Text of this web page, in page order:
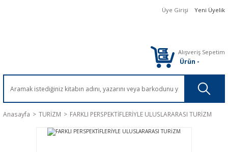
Üye Girişi Yeni Üyelik
Alışveriş Sepetim
Ürün -
Anasayfa TURİZM FARKLI PERSPEKTİFLERİYLE ULUSLARARASI TURİZM